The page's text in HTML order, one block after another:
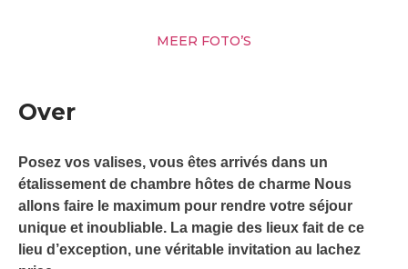
MEER FOTO’S
Over
Posez vos valises, vous êtes arrivés dans un
étalissement de chambre hôtes de charme Nous
allons faire le maximum pour rendre votre séjour
unique et inoubliable. La magie des lieux fait de ce
lieu d’exception, une véritable invitation au lachez